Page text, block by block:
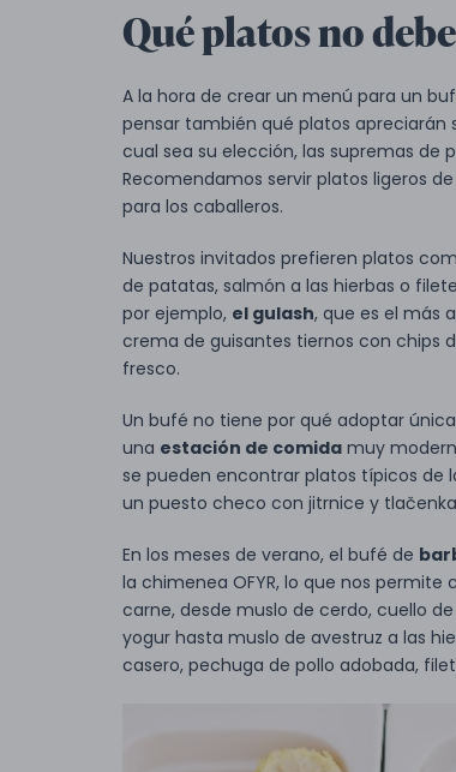
Qué platos no
A la hora de crear un menú para un
pensar también qué platos apreciarán
cual sea su elección, las supremas de
Recomendamos servir platos ligeros
para los caballeros.
Nuestros invitados prefieren platos
de patatas, salmón a las hierbas o
por ejemplo, el gulash, que es el más
crema de guisantes tiernos con chips
fresco.
Un bufé no tiene por qué adoptar
una estación de comida muy
se pueden encontrar platos típicos de
un puesto checo con jitrnice y
En los meses de verano, el bufé de
la chimenea OFYR, lo que nos
carne, desde muslo de cerdo, cuello
yogur hasta muslo de avestruz a las
casero, pechuga de pollo adobada,